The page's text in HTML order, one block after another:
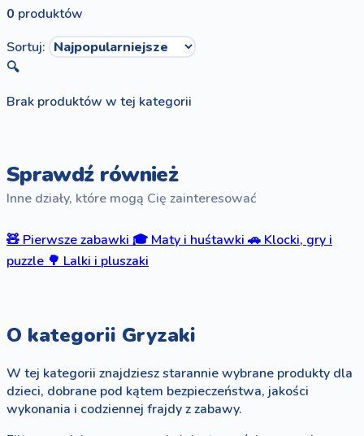
0 produktów
Sortuj:
🔍
Brak produktów w tej kategorii
Sprawdź również
Inne działy, które mogą Cię zainteresować
🧸 Pierwsze zabawki 🎓 Maty i huśtawki 🚗 Klocki, gry i
puzzle 🌳 Lalki i pluszaki
O kategorii Gryzaki
W tej kategorii znajdziesz starannie wybrane produkty dla
dzieci, dobrane pod kątem bezpieczeństwa, jakości
wykonania i codziennej frajdy z zabawy.